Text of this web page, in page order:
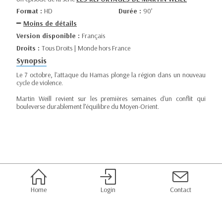
Format : HD Durée : 90’
Moins de détails
Version disponible : Français
Droits : Tous Droits | Monde hors France
Synopsis
Le 7 octobre, l'attaque du Hamas plonge la région dans un nouveau
cycle de violence.
Martin Weill revient sur les premières semaines d'un conflit qui
bouleverse durablement l’équilibre du Moyen-Orient.
Home Login Contact